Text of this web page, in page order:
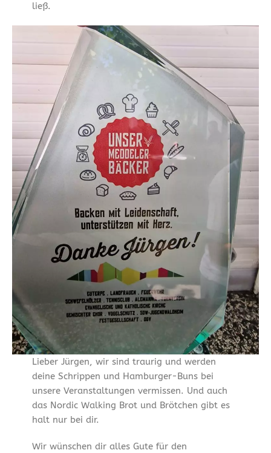
ließ.
Lieber Jürgen, wir sind traurig und werden
deine Schrippen und Hamburger-Buns bei
unsere Veranstaltungen vermissen. Und auch
das Nordic Walking Brot und Brötchen gibt es
halt nur bei dir.
Wir wünschen dir alles Gute für den